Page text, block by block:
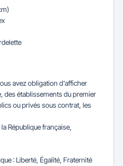
avez obligation d'afficher
des établissements du premier
ou privés sous contrat, les
République française,
: Liberté, Égalité, Fraternité